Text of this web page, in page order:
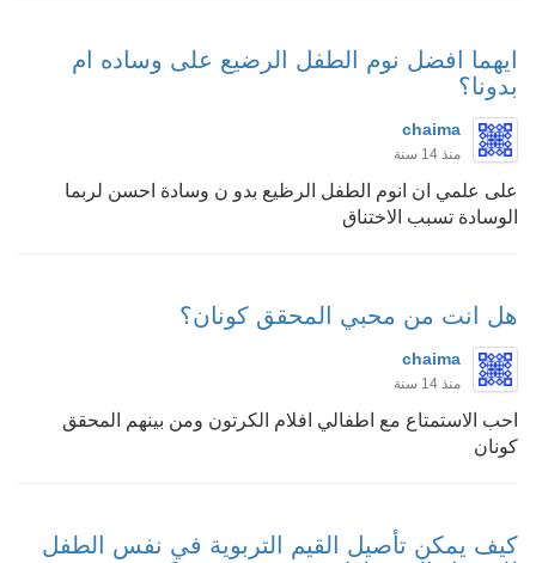
ايهما افضل نوم الطفل الرضيع على وساده ام
بدونا؟
chaima
منذ 14 سنة
على علمي ان انوم الطفل الرظيع بدو ن وسادة احسن لربما
الوسادة تسبب الاختناق
هل انت من محبي المحقق كونان؟
chaima
منذ 14 سنة
احب الاستمتاع مع اطفالي افلام الكرتون ومن بينهم المحقق
كونان
كيف يمكن تأصيل القيم التربوية في نفس الطفل